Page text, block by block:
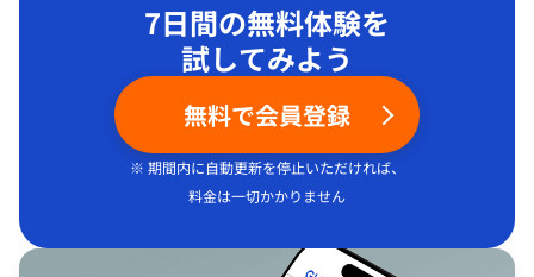
7日間の無料体験を
試してみよう
無料で会員登録
※ 期間内に自動更新を停止いただければ、
料金は一切かかりません